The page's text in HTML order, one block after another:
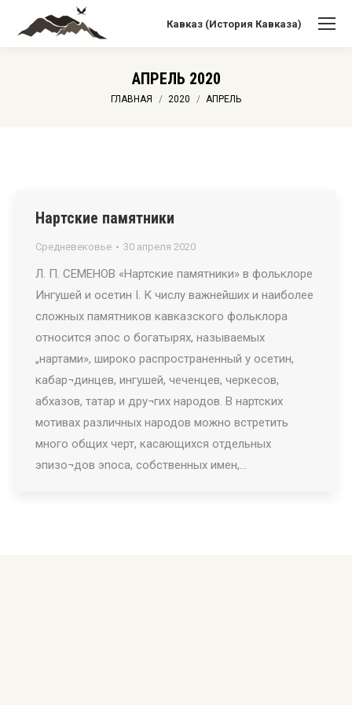
Кавказ (История Кавказа)
АПРЕЛЬ 2020
Вы здесь:
ГЛАВНАЯ 2020 АПРЕЛЬ
Нартские памятники
Средневековье 30 апреля 2020
Л. П. СЕМЕНОВ «Нартские памятники» в фольклоре
Ингушей и осетин I. К числу важнейших и наиболее
сложных памятников кавказского фольклора
относится эпос о богатырях, называемых
„нартами», широко распространенный у осетин,
кабар¬динцев, ингушей, чеченцев, черкесов,
абхазов, татар и дру¬гих народов. В нартских
мотивах различных народов можно встретить
много общих черт, касающихся отдельных
эпизо¬дов эпоса, собственных имен,…